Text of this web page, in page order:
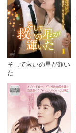
そして救いの星が輝い
た